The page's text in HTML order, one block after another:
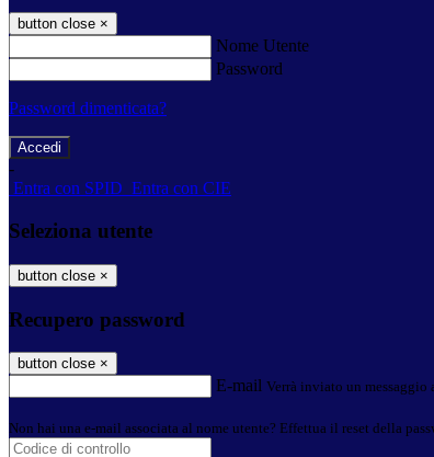
button close ×
Nome Utente
Password
Password dimenticata?
-
Entra con SPID Entra con CIE
Seleziona utente
button close ×
Recupero password
button close ×
E-mail Verrà inviato un
Non hai una e-mail associata al nome utente? Effettua il reset della